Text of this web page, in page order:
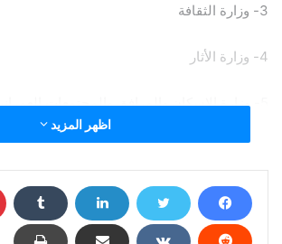
3- وزارة الثقافة
4- وزارة الأثار
اظهر المزيد